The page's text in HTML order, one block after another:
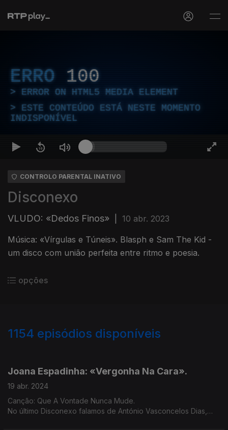
ERRO 100
ERROR ON HTML5 MEDIA ELEMENT
ESTE CONTEÚDO ESTÁ NESTE MOMENTO
INDISPONÍVEL
CONTROLO PARENTAL INATIVO
Disconexo
VLUDO: «Dedos Finos» 10 abr. 2023
Música: «Vírgulas e Túneis». Blasph e Sam The Kid -
um disco com união perfeita entre ritmo e poesia.
opções
1154 episódios disponíveis
Joana Espadinha: «Vergonha Na Cara».
19 abr. 2024
Canção: Que A Vontade Nunca Mude.
No último Disconexo falamos de António Vasconcelos Dias,